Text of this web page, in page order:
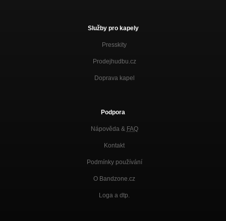
Služby pro kapely
Presskity
Prodejhudbu.cz
Doprava kapel
Podpora
Nápověda & FAQ
Kontakt
Podmínky používání
O Bandzone.cz
Loga a dtp.